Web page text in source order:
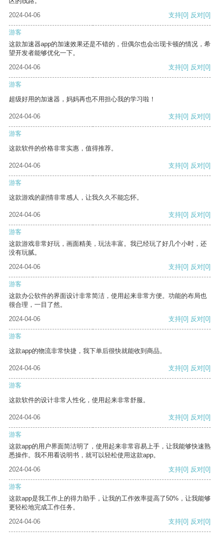
2024-04-06
支持[0] 反对[0]
游客
这款加速器app的加速效果还是不错的，但偶尔也会出现卡顿的情况，希
望开发者能够优化一下。
2024-04-06
支持[0] 反对[0]
游客
超级好用的加速器，妈妈再也不用担心我的学习啦！
2024-04-06 支持[0] 反对[0]
游客
这款软件的价格非常实惠，值得推荐。
2024-04-06 支持[0] 反对[0]
游客
这款游戏的剧情非常感人，让我久久不能忘怀。
2024-04-06 支持[0] 反对[0]
游客
这款游戏非常好玩，画面精美，玩法丰富。我已经玩了好几个小时，还
没有玩腻。
2024-04-06
支持[0] 反对[0]
游客
这款办公软件的界面设计非常简洁，使用起来非常方便。功能的布局也
很合理，一目了然。
2024-04-06
支持[0] 反对[0]
游客
这款app的物流非常快捷，我下单后很快就能收到商品。
2024-04-06 支持[0] 反对[0]
游客
这款软件的设计非常人性化，使用起来非常舒服。
2024-04-06 支持[0] 反对[0]
游客
这款app的用户界面简洁明了，使用起来非常容易上手，让我能够快速熟
悉操作。我不用看说明书，就可以轻松使用这款app。
2024-04-06
支持[0] 反对[0]
游客
这款app是我工作上的得力助手，让我的工作效率提高了50%，让我能够
更轻松地完成工作任务。
2024-04-06
支持[0] 反对[0]